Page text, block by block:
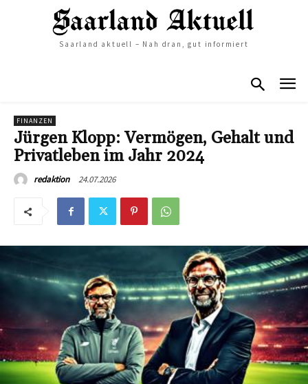
Saarland aktuell – Nah dran, gut informiert
FINANZEN
Jürgen Klopp: Vermögen, Gehalt und
Privatleben im Jahr 2024
redaktion 24.07.2026